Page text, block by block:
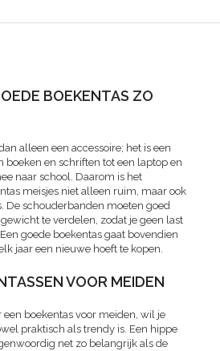
BOEKENTAS ZO
alleen een accessoire; het is een
boeken en schriften tot een laptop en
naar school. Daarom is het
meisjes niet alleen ruim, maar ook
De schouderbanden moeten goed
te verdelen, zodat je geen last
goede boekentas gaat bovendien
jaar een nieuwe hoeft te kopen.
VOOR MEIDEN
een boekentas voor meiden, wil je
praktisch als trendy is. Een hippe
net zo belangrijk als de